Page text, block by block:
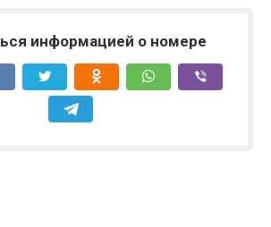
информацией о номере